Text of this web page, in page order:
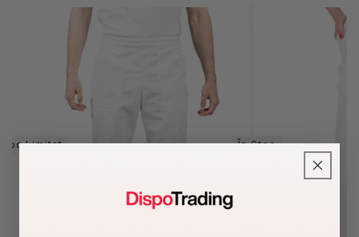
Limitat În Stoc